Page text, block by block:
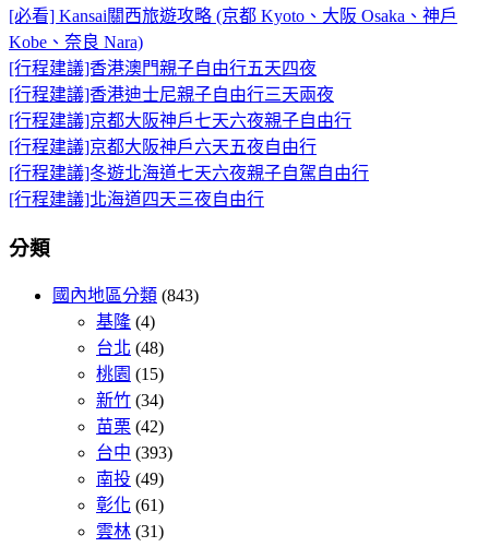
[必看] Kansai關西旅遊攻略 (京都 Kyoto、大阪 Osaka、神戶
Kobe、奈良 Nara)
[行程建議]香港澳門親子自由行五天四夜
[行程建議]香港迪士尼親子自由行三天兩夜
[行程建議]京都大阪神戶七天六夜親子自由行
[行程建議]京都大阪神戶六天五夜自由行
[行程建議]冬遊北海道七天六夜親子自駕自由行
[行程建議]北海道四天三夜自由行
分類
國內地區分類 (843)
基隆 (4)
台北 (48)
桃園 (15)
新竹 (34)
苗栗 (42)
台中 (393)
南投 (49)
彰化 (61)
雲林 (31)